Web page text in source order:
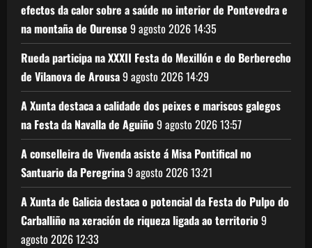
efectos da calor sobre a saúde no interior de Pontevedra e
na montaña de Ourense 9 agosto 202614:35
Rueda participa na XXXII Festa do Mexillón e do Berberecho
de Vilanova de Arousa9 agosto 202614:29
A Xunta destaca a calidade dos peixes e mariscos galegos
na Festa da Navalla de Aguiño9 agosto 202613:57
A conselleira de Vivenda asiste á Misa Pontifical no
Santuario da Peregrina9 agosto 202613:21
A Xunta de Galicia destaca o potencial da Festa do Pulpo do
Carballiño na xeración de riqueza ligada ao territorio9
agosto 202612:33